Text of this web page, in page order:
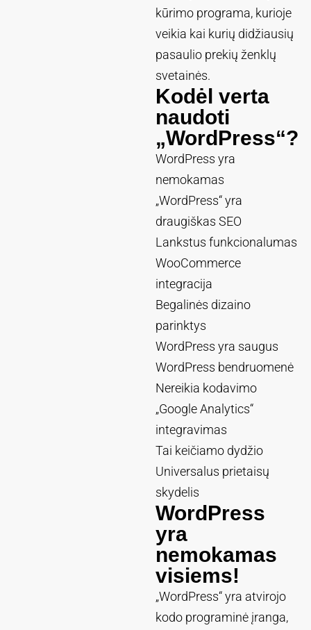
kūrimo programa, kurioje
veikia kai kurių didžiausių
pasaulio prekių ženklų
svetainės.
Kodėl verta
naudoti
„WordPress“?
WordPress yra
nemokamas
„WordPress“ yra
draugiškas SEO
Lankstus funkcionalumas
WooCommerce
integracija
Begalinės dizaino
parinktys
WordPress yra saugus
WordPress bendruomenė
Nereikia kodavimo
„Google Analytics“
integravimas
Tai keičiamo dydžio
Universalus prietaisų
skydelis
WordPress
yra
nemokamas
visiems!
„WordPress“ yra atvirojo
kodo programinė įranga,